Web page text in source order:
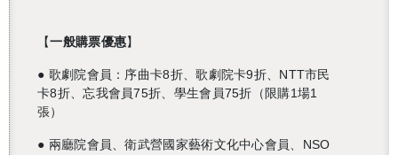
【一般購票優惠】
● 歌劇院會員：序曲卡8折、歌劇院卡9折、NTT市民
卡8折、忘我會員75折、學生會員75折（限購1場1
張）
● 兩廳院會員、衛武營國家藝術文化中心會員、NSO